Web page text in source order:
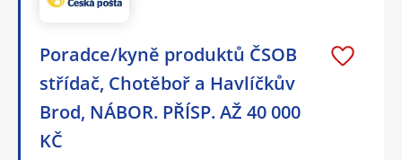
Poradce/kyně produktů ČSOB
střídač, Chotěboř a Havlíčkův
Brod, NÁBOR. PŘÍSP. AŽ 40 000
KČ